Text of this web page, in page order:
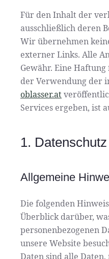
Für den Inhalt der
ausschließlich deren
Wir übernehmen
externer Links. Alle
Gewähr. Eine
der Verwendung der
oblasser.at
Services ergeben, ist
1.
Allgemeine
Die folgenden
Überblick darüber,
personenbezogenen
unsere Website
Daten sind alle